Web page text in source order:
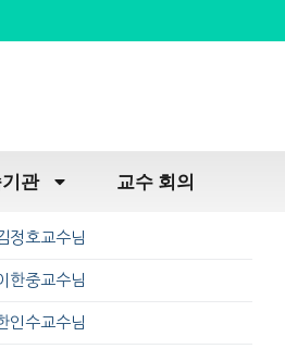
관 교수 회의
정호교수님
한중교수님
인수교수님